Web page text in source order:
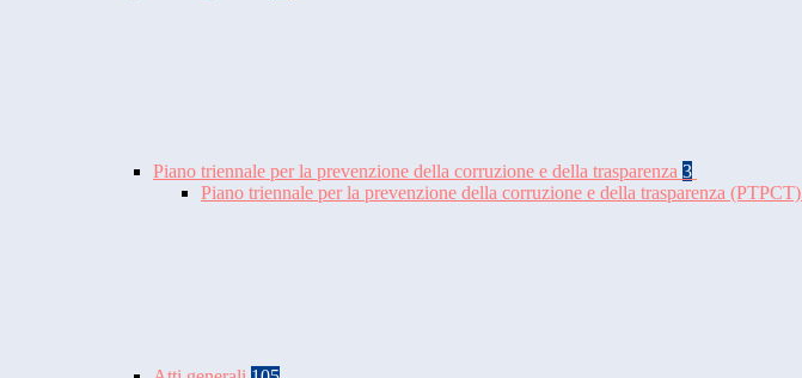
Piano triennale per la prevenzione della corruzione e della trasparenza 3
Piano triennale per la prevenzione della corruzione e della trasparenza (PTPCT)